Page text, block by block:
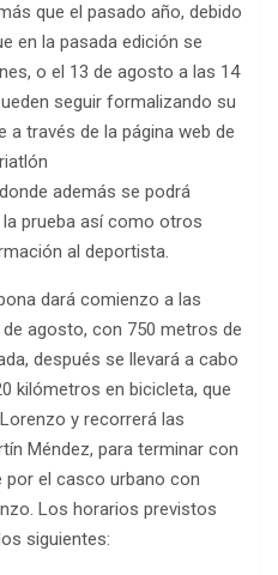
que el pasado año, debido
en la pasada edición se
o el 13 de agosto a las 14
seguir formalizando su
través de la página web de
además se podrá
prueba así como otros
al deportista.
dará comienzo a las
agosto, con 750 metros de
después se llevará a cabo
kilómetros en bicicleta, que
y recorrerá las
Méndez, para terminar con
por el casco urbano con
Los horarios previstos
siguientes: